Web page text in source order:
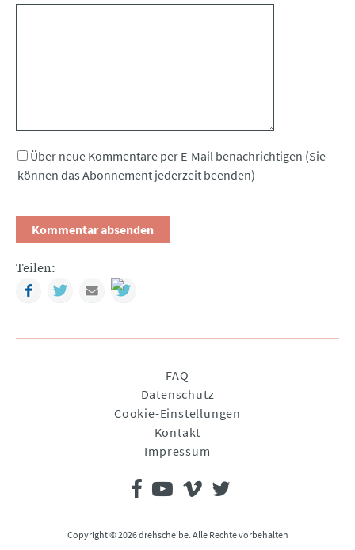
Über neue Kommentare per E-Mail benachrichtigen (Sie
können das Abonnement jederzeit beenden)
Teilen:
FacebookTwitterMail
FAQ
Datenschutz
Cookie-Einstellungen
Kontakt
Impressum
Copyright © 2026 drehscheibe. Alle Rechte vorbehalten